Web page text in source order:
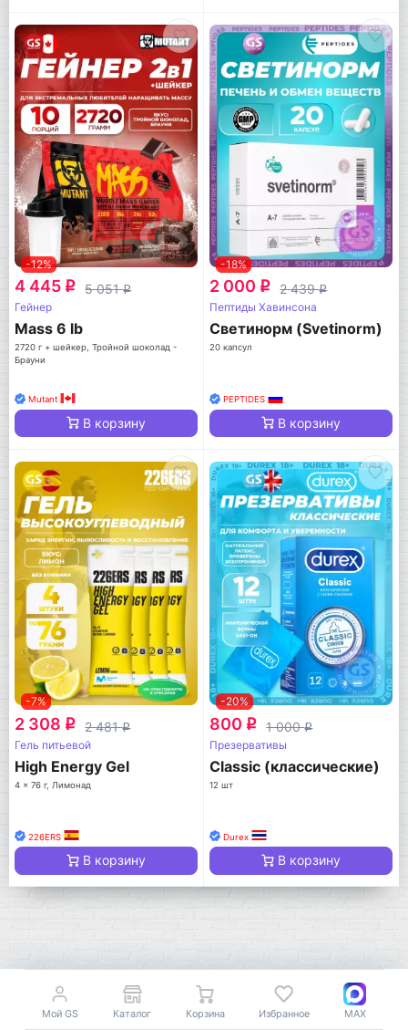
-12%
4 445 q 5 051q
Гейнер
Mass 6 lb
2720 г + шейкер, Тройной шоколад -
Брауни
Mutant
В корзину
-18%
2 000 q 2 439q
Пептиды Хавинсона
Светинорм (Svetinorm)
20 капсул
PEPTIDES
В корзину
-7%
2 308 q 2 481q
Гель питьевой
High Energy Gel
4 x 76 г, Лимонад
226ERS
В корзину
-20%
800 q 1 000q
Презервативы
Classic (классические)
12 шт
Durex
В корзину
Мой GS Каталог Корзина Избранное MAX